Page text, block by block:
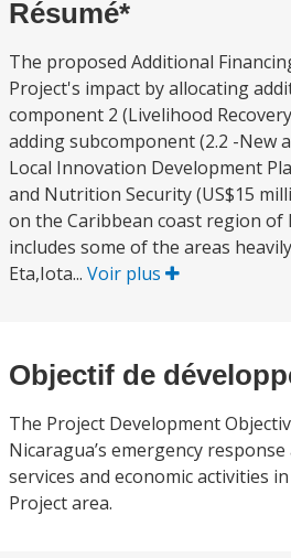
Résumé*
The proposed Additional
Project's impact by allocating
component 2 (Livelihood
adding subcomponent (2.2 -New
Local Innovation Development
and Nutrition Security (US$15
on the Caribbean coast region of
includes some of the areas
Eta,Iota... Voir plus
Objectif de
The Project Development
Nicaragua’s emergency
services and economic activities
Project area.